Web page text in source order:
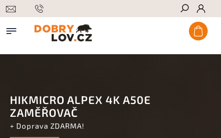
Hledat
HIKMICRO ALPEX 4K A50E
ZAMĚŘOVAČ
+ Doprava ZDARMA!